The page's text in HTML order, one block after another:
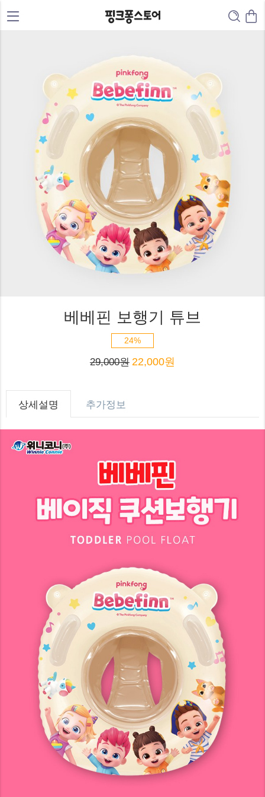
베베핀 보행기 튜브
24%
29,000원 22,000원
상세설명 추가정보